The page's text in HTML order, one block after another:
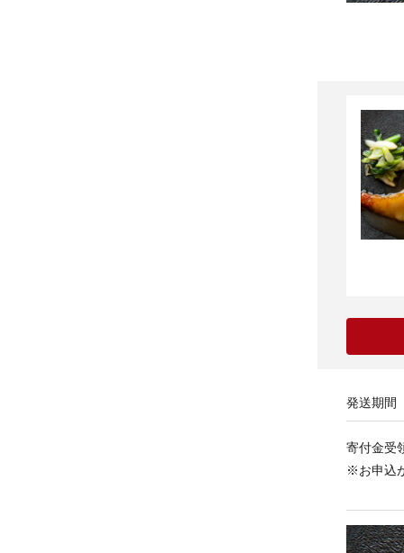
発送期間
寄付金受
※お申込